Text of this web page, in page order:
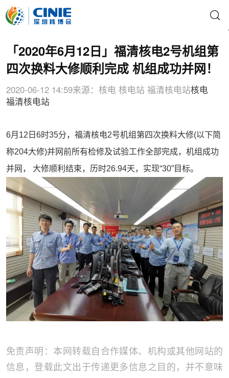
「2020年6月12日」福清核电2号机组第
四次换料大修顺利完成 机组成功并网！
2020-06-12 14:59来源：核电 核电站 福清核电站核电
福清核电站
6月12日6时35分，福清核电2号机组第四次换料大修(以下简
称204大修)并网前所有检修及试验工作全部完成，机组成功
并网， 大修顺利结束，历时26.94天，实现“30”目标。
免责声明：本网转载自合作媒体、机构或其他网站的
信息，登载此文出于传递更多信息之目的，并不意味